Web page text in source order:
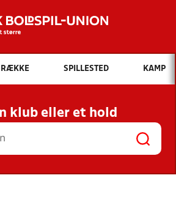
Hvad vil du søge efter?
INDHOLD OG NYHEDER
RESULTATER, KLUBBER OG
HOLD
RÆKKE SPILLESTED KAMP
klub eller et hold